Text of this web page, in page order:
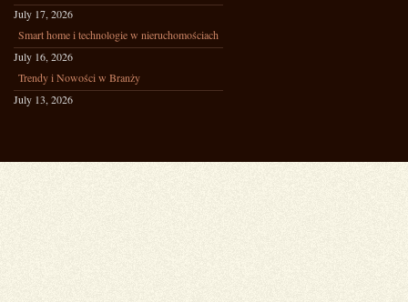
July 17, 2026
Smart home i technologie w nieruchomościach
July 16, 2026
Trendy i Nowości w Branży
July 13, 2026